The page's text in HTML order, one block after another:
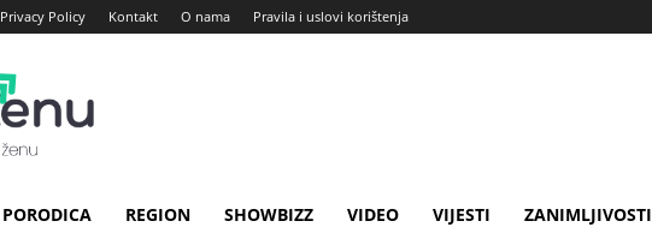
Privacy Policy Kontakt O nama Pravila i uslovi korištenja
PORODICA REGION SHOWBIZZ VIDEO VIJESTI ZANIMLJIVOSTI